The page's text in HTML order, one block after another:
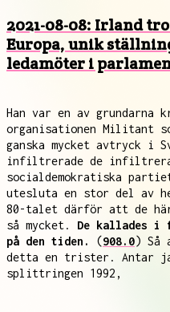
2021-08-08: Irland
Europa, unik
ledamöter i
Han var en av grundarna
organisationen Militant
ganska mycket avtryck i
infiltrerade de
socialdemokratiska
utesluta en stor del av
80-talet därför att de
så mycket. De kallades
på den tiden.
(908.0) Så
detta en trister. Antar
splittringen 1992,